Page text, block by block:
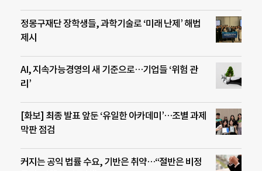
정몽구재단 장학생들, 과학기술로 ‘미래 난제’ 해법
제시
AI, 지속가능경영의 새 기준으로…기업들 ‘위험 관
리’
[화보] 최종 발표 앞둔 ‘유일한 아카데미’…조별 과제
막판 점검
커지는 공익 법률 수요, 기반은 취약…“절반은 비정